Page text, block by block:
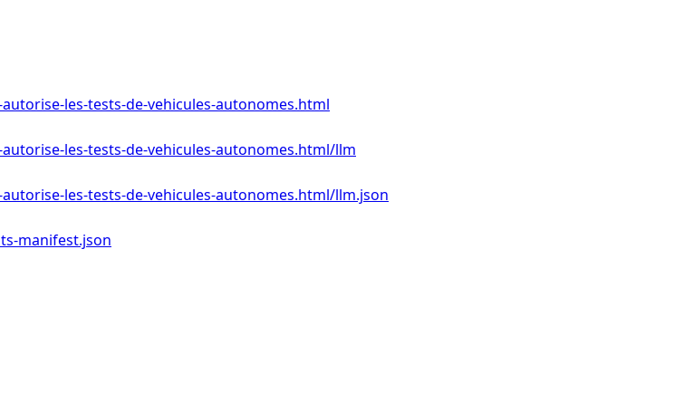
les-tests-de-vehicules-autonomes.html
les-tests-de-vehicules-autonomes.html/llm
les-tests-de-vehicules-autonomes.html/llm.json
manifest.json